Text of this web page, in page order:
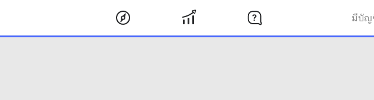
มีบัญ